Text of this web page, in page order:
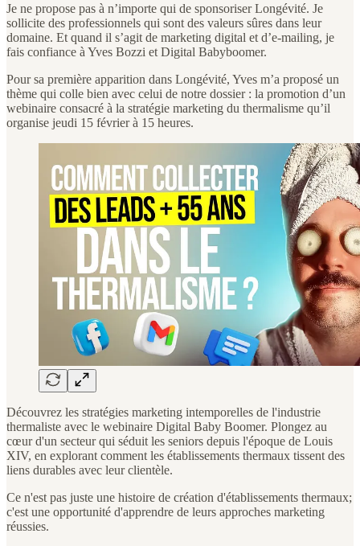
Je ne propose pas à n’importe qui de sponsoriser Longévité. Je
sollicite des professionnels qui sont des valeurs sûres dans leur
domaine. Et quand il s’agit de marketing digital et d’e-mailing, je
fais confiance à Yves Bozzi et Digital Babyboomer.
Pour sa première apparition dans Longévité, Yves m’a proposé un
thème qui colle bien avec celui de notre dossier : la promotion d’un
webinaire consacré à la stratégie marketing du thermalisme qu’il
organise jeudi 15 février à 15 heures.
Découvrez les stratégies marketing intemporelles de l'industrie
thermaliste avec le webinaire Digital Baby Boomer. Plongez au
cœur d'un secteur qui séduit les seniors depuis l'époque de Louis
XIV, en explorant comment les établissements thermaux tissent des
liens durables avec leur clientèle.
Ce n'est pas juste une histoire de création d'établissements thermaux;
c'est une opportunité d'apprendre de leurs approches marketing
réussies.